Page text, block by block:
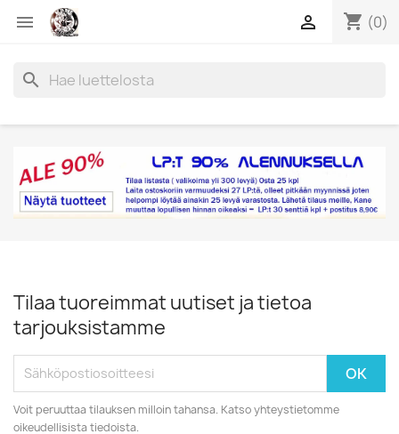
 shopping_cart (0)

search
Tilaa tuoreimmat uutiset ja tietoa
tarjouksistamme
Voit peruuttaa tilauksen milloin tahansa. Katso yhteystietomme
oikeudellisista tiedoista.